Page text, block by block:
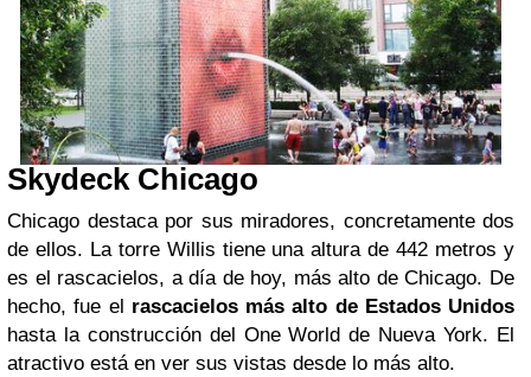
Skydeck Chicago
Chicago destaca por sus miradores, concretamente dos
de ellos. La torre Willis tiene una altura de 442 metros y
es el rascacielos, a día de hoy, más alto de Chicago. De
hecho, fue el rascacielos más alto de Estados Unidos
hasta la construcción del One World de Nueva York. El
atractivo está en ver sus vistas desde lo más alto.